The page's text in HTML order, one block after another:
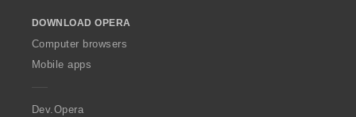
w
O
p
a
DOWNLOAD OPERA
Computer browsers
Mobile apps
Dev.Opera